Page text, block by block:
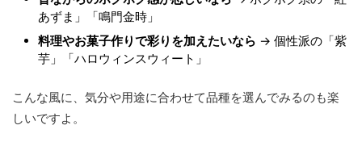
あずま」「鳴門金時」
料理やお菓子作りで彩りを加えたいなら → 個性派の「紫
芋」「ハロウィンスウィート」
こんな風に、気分や用途に合わせて品種を選んでみるのも楽
しいですよ。